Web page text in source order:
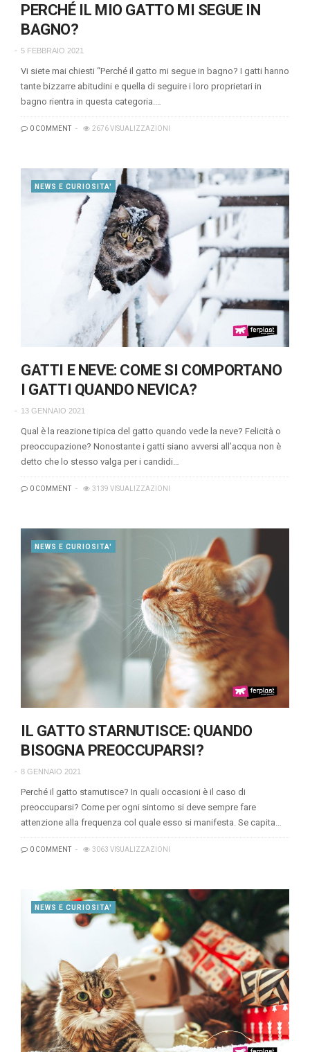
PERCHÉ IL MIO GATTO MI SEGUE IN
BAGNO?
5 FEBBRAIO 2021
Vi siete mai chiesti “Perché il gatto mi segue in bagno? I gatti hanno
tante bizzarre abitudini e quella di seguire i loro proprietari in
bagno rientra in questa categoria.…
0 COMMENT 2676 VISUALIZZAZIONI
NEWS E CURIOSITA'
GATTI E NEVE: COME SI COMPORTANO
I GATTI QUANDO NEVICA?
13 GENNAIO 2021
Qual è la reazione tipica del gatto quando vede la neve? Felicità o
preoccupazione? Nonostante i gatti siano avversi all’acqua non è
detto che lo stesso valga per i candidi…
0 COMMENT 3139 VISUALIZZAZIONI
NEWS E CURIOSITA'
IL GATTO STARNUTISCE: QUANDO
BISOGNA PREOCCUPARSI?
8 GENNAIO 2021
Perché il gatto starnutisce? In quali occasioni è il caso di
preoccuparsi? Come per ogni sintomo si deve sempre fare
attenzione alla frequenza col quale esso si manifesta. Se capita…
0 COMMENT 3063 VISUALIZZAZIONI
NEWS E CURIOSITA'